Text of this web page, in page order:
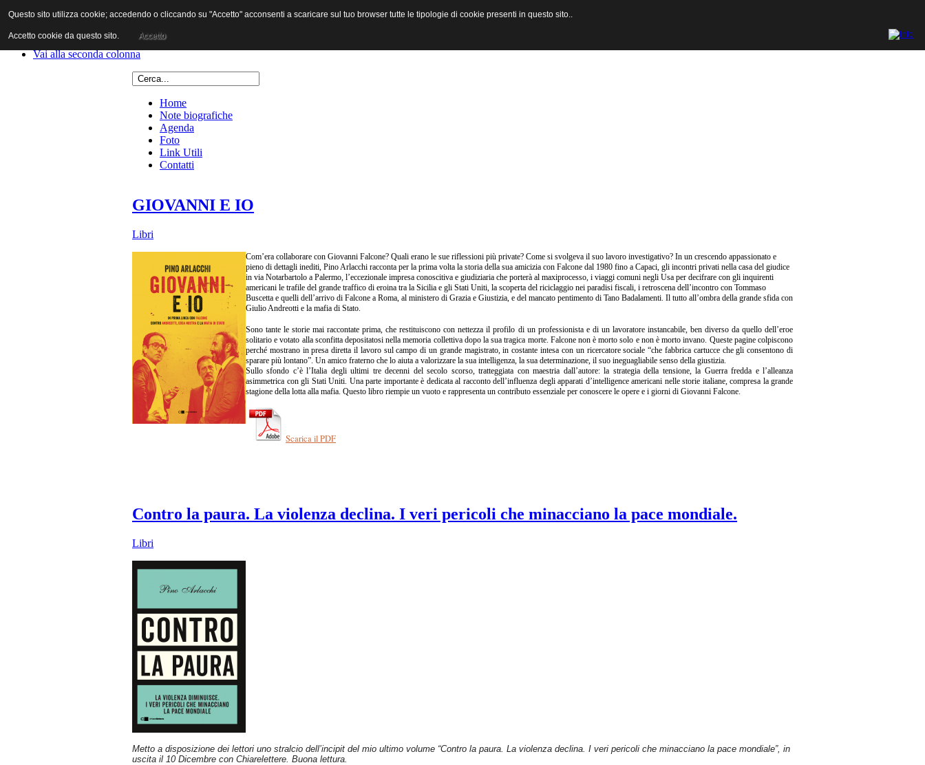
Vai al contenuto
Vai alla prima colonna
Vai alla seconda colonna
Home
Note biografiche
Agenda
Foto
Link Utili
Contatti
GIOVANNI E IO
Libri
Com’era collaborare con Giovanni Falcone? Quali erano le sue riflessioni più private? Come si svolgeva il suo lavoro investigativo? In un crescendo appassionato e
pieno di dettagli inediti, Pino Arlacchi racconta per la prima volta la storia della sua amicizia con Falcone dal 1980 fino a Capaci, gli incontri privati nella casa del giudice
in via Notarbartolo a Palermo, l’eccezionale impresa conoscitiva e giudiziaria che porterà al maxiprocesso, i viaggi comuni negli Usa per decifrare con gli inquirenti
americani le trafile del grande traffico di eroina tra la Sicilia e gli Stati Uniti, la scoperta del riciclaggio nei paradisi fiscali, i retroscena dell’incontro con Tommaso
Buscetta e quelli dell’arrivo di Falcone a Roma, al ministero di Grazia e Giustizia, e del mancato pentimento di Tano Badalamenti. Il tutto all’ombra della grande sfida con
Giulio Andreotti e la mafia di Stato.
Sono tante le storie mai raccontate prima, che restituiscono con nettezza il profilo di un professionista e di un lavoratore instancabile, ben diverso da quello dell’eroe
solitario e votato alla sconfitta depositatosi nella memoria collettiva dopo la sua tragica morte. Falcone non è morto solo e non è morto invano. Queste pagine colpiscono
perché mostrano in presa diretta il lavoro sul campo di un grande magistrato, in costante intesa con un ricercatore sociale “che fabbrica cartucce che gli consentono di
sparare più lontano”. Un amico fraterno che lo aiuta a valorizzare la sua intelligenza, la sua determinazione, il suo ineguagliabile senso della giustizia.
Sullo sfondo c’è l’Italia degli ultimi tre decenni del secolo scorso, tratteggiata con maestria dall’autore: la strategia della tensione, la Guerra fredda e l’alleanza
asimmetrica con gli Stati Uniti. Una parte importante è dedicata al racconto dell’influenza degli apparati d’intelligence americani nelle storie italiane, compresa la grande
stagione della lotta alla mafia. Questo libro riempie un vuoto e rappresenta un contributo essenziale per conoscere le opere e i giorni di Giovanni Falcone.
Scarica il PDF
Contro la paura. La violenza declina. I veri pericoli che minacciano la pace mondiale.
Libri
Metto a disposizione dei lettori uno stralcio dell’incipit del mio ultimo volume “Contro la paura. La violenza declina. I veri pericoli che minacciano la pace mondiale”, in
uscita il 10 Dicembre con Chiarelettere. Buona lettura.
Questo sito utilizza cookie; accedendo o cliccando su "Accetto" acconsenti a scaricare sul tuo browser tutte le tipologie di cookie presenti in questo sito..
Accetto cookie da questo sito. Accetto